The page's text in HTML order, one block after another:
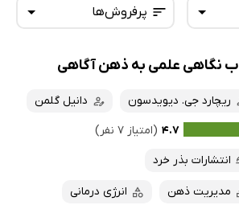
پرفروش‌ها
تازه‌ها
داغ‌ترین‌ها
پرفروش‌ها
پربحث‌ها
ارزان ترین‌ها
نگاهی علمی به ذهن آگاهی
ریچارد جی. دیویدسون
دانیل گلمن
۴.۷ (امتیاز ۷ نفر)
انتشارات بذر خرد
مدیریت ذهن انرژی درمانی